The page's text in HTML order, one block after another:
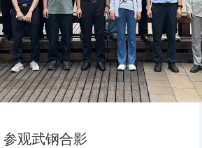
参观武钢合影